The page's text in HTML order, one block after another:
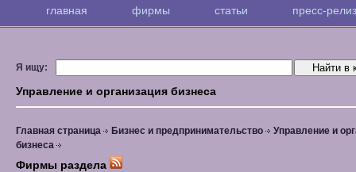
главная фирмы статьи пресс-
Я ищу:
Управление и организация бизнеса
Главная страница Бизнес и предпринимательство
Управление и
бизнеса
Фирмы раздела